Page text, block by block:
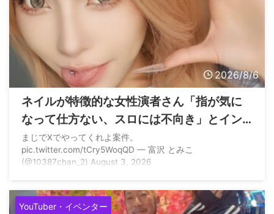
2026/8/6
ネイルが特徴的な女性演者さん「指が気に
なって仕方ない、スロには不向き」とイン
スタで言われてしまう
まじでXでやってくれよ案件。
pic.twitter.com/tCry5WoqQD — 富沢 とみこ
(@10387chan_2) August 3, 2026
YouTuber・イベンター